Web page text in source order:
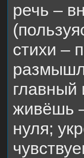
речь –
стихи –
главный
живёшь
нуля;